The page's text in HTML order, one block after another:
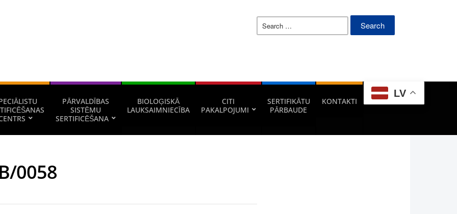
Search
PĀRVALDĪBAS
SISTĒMU
SERTIFICĒŠANA
BIOLOĢISKĀ
LAUKSAIMNIECĪBA
CITI
PAKALPOJUMI
SERTIFIKĀTU
PĀRBAUDE
KONTAKTI
LV
0058